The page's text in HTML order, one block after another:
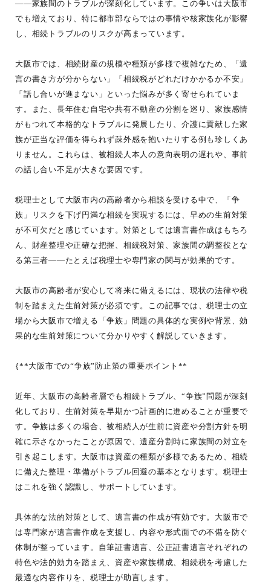
――家族間のトラブルが深刻化しています。この争いは大阪市
でも増えており、特に都市部ならではの事情や核家族化が影響
し、相続トラブルのリスクが高まっています。
大阪市では、相続財産の規模や種類が多様で複雑なため、「遺
言の書き方が分からない」「相続税がどれだけかかるか不安」
「話し合いが進まない」といった悩みが多く寄せられていま
す。また、長年住む自宅や共有不動産の分割を巡り、家族感情
がもつれて本格的なトラブルに発展したり、介護に貢献した家
族が正当な評価を得られず疎外感を抱いたりする例も珍しくあ
りません。これらは、被相続人本人の意向表明の遅れや、事前
の話し合い不足が大きな要因です。
税理士として大阪市内の高齢者から相談を受ける中で、「争
族」リスクを下げ円満な相続を実現するには、早めの生前対策
が不可欠だと感じています。対策としては遺言書作成はもちろ
ん、財産整理や正確な把握、相続税対策、家族間の調整役とな
る第三者――たとえば税理士や専門家の関与が効果的です。
大阪市の高齢者が安心して将来に備えるには、現状の法律や税
制を踏まえた生前対策が必須です。この記事では、税理士の立
場から大阪市で増える「争族」問題の具体的な実例や背景、効
果的な生前対策について分かりやすく解説していきます。
{**大阪市での“争族”防止策の重要ポイント**
近年、大阪市の高齢者層でも相続トラブル、“争族”問題が深刻
化しており、生前対策を早期かつ計画的に進めることが重要で
す。争族は多くの場合、被相続人が生前に資産や分割方針を明
確に示さなかったことが原因で、遺産分割時に家族間の対立を
引き起こします。大阪市は資産の種類が多様であるため、相続
に備えた整理・準備がトラブル回避の基本となります。税理士
はこれを強く認識し、サポートしています。
具体的な法的対策として、遺言書の作成が有効です。大阪市で
は専門家が遺言書作成を支援し、内容や形式面での不備を防ぐ
体制が整っています。自筆証書遺言、公正証書遺言それぞれの
特色や法的効力を踏まえ、資産や家族構成、相続税を考慮した
最適な内容作りを、税理士が助言します。